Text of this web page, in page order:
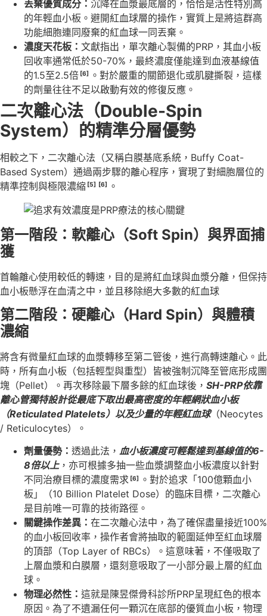
丟棄優質成分： 沉降在血漿最底層的，恰恰是活性特別高
的年輕血小板。避開紅血球層的操作，實質上是將這群高
功能細胞連同廢棄的紅血球一同丟棄。
濃度天花板： 文獻指出，單次離心製備的PRP，其血小板
回收率通常低於50-70%，最終濃度僅能達到血液基線值
的1.5至2.5倍 [6]
。對於嚴重的關節退化或肌腱撕裂，這樣
的劑量往往不足以啟動有效的修復反應。
二次離心法（Double-Spin
System）的精準分層優勢
相較之下，二次離心法（又稱白膜基底系統，Buffy Coat-
Based System）通過兩步驟的離心程序，實現了對細胞層位的
精準控制與極限濃縮 [5] [6] 。
第一階段：軟離心（Soft Spin）與界面捕
獲
首輪離心使用較低的轉速，目的是將紅血球與血漿分離，但保持
血小板懸浮在血清之中，並且移除絕大多數的紅血球
第二階段：硬離心（Hard Spin）與體積
濃縮
將含有微量紅血球的血漿轉移至第二管後，進行高轉速離心。此
時，所有血小板（包括輕型與重型）皆被強制沉降至管底形成團
塊（Pellet）。再次移除最下層多餘的紅血球後， SH-PRP依靠
離心管獨特設計從最底下取出最高密度的年輕網狀血小板
（Reticulated Platelets）以及少量的年輕紅血球（Neocytes
/ Reticulocytes）。
劑量優勢： 透過此法， 血小板濃度可輕鬆達到基線值的6-
8倍以上，亦可根據多抽一些血漿調整血小板濃度以針對
不同治療目標的濃度需求 [6]
。對於追求「100億顆血小
板」（10 Billion Platelet Dose）的臨床目標，二次離心
是目前唯一可靠的技術路徑。
關鍵操作差異： 在二次離心法中，為了確保盡量接近100%
的血小板回收率，操作者會將抽取的範圍延伸至紅血球層
的頂部（Top Layer of RBCs）。這意味著，不僅吸取了
上層血漿和白膜層，還刻意吸取了一小部分最上層的紅血
球。
物理必然性： 這就是陳昱傑骨科診所PRP呈現紅色的根本
原因。為了不遺漏任何一顆沉在底部的優質血小板，物理